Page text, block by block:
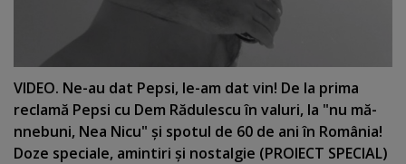
VIDEO. Ne-au dat Pepsi, le-am dat vin! De la prima
reclamă Pepsi cu Dem Rădulescu în valuri, la "nu mă-
nnebuni, Nea Nicu" şi spotul de 60 de ani în România!
Doze speciale, amintiri şi nostalgie (PROIECT SPECIAL)